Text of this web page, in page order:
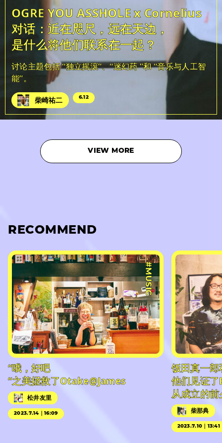
OGRE YOU ASSHOLE x Cornelius
对话：近在咫尺，远在天边，
是什么将他们联系在一起？
讨论主题包括 “独立摇滚”、“迷幻药 ”和 “音乐与人工智
能”。
柴崎祐二 6.12
VIEW MORE
RECOMMEND
#MUSIC
“哦，好吧
“之美拯救了Otake@James
松井友里
2023.7.14｜16:09
饭田真一
他们见证
从成立的
柴那典
2023.7.10｜13:41